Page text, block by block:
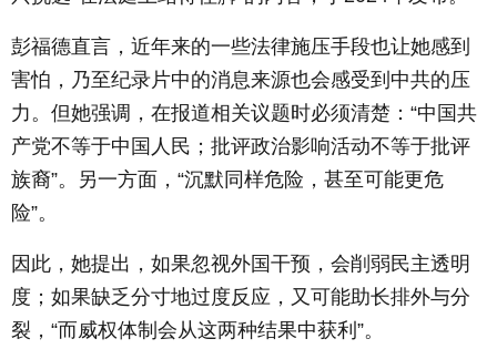
彭福德直言，近年来的一些法律施压手段也让她感到
害怕，乃至纪录片中的消息来源也会感受到中共的压
力。但她强调，在报道相关议题时必须清楚：“中国共
产党不等于中国人民；批评政治影响活动不等于批评
族裔”。另一方面，“沉默同样危险，甚至可能更危
险”。
因此，她提出，如果忽视外国干预，会削弱民主透明
度；如果缺乏分寸地过度反应，又可能助长排外与分
裂，“而威权体制会从这两种结果中获利”。